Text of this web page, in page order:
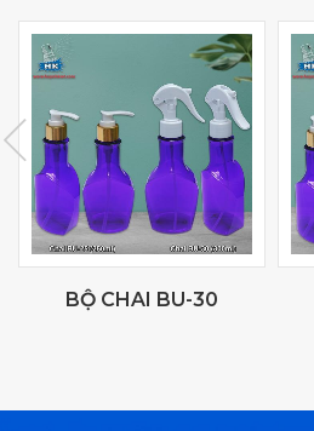
BỘ CHAI BU-30